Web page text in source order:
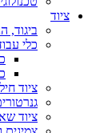
ציוד
ביגוד,
כלי
ציוד
ציוד